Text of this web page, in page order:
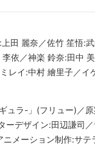
田 麗奈／佐竹 笙悟:
依／神楽 鈴奈:田中
レイ:中村 繪里子／
ュラ-」(フリュー)／
ーデザイン:田辺謙司
メーション制作:サテ